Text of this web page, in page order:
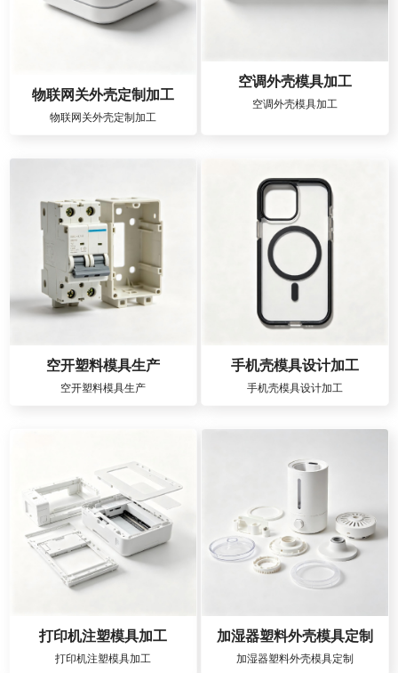
物联网关外壳定制加工
物联网关外壳定制加工
空调外壳模具加工
空调外壳模具加工
空开塑料模具生产
空开塑料模具生产
手机壳模具设计加工
手机壳模具设计加工
打印机注塑模具加工
打印机注塑模具加工
加湿器塑料外壳模具定制
加湿器塑料外壳模具定制